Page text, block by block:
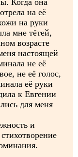
Когда она
на её
на руки
мне тётей,
возрасте
настоящей
не её
не её голос,
её руки
к Евгении
для меня
и